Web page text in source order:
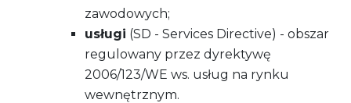
zawodowych;
usługi (SD - Services Directive) - obszar
regulowany przez dyrektywę
2006/123/WE ws. usług na rynku
wewnętrznym.